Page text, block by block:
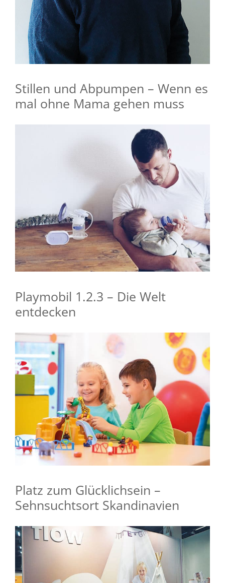
Stillen und Abpumpen – Wenn es
mal ohne Mama gehen muss
Playmobil 1.2.3 – Die Welt
entdecken
Platz zum Glücklichsein –
Sehnsuchtsort Skandinavien